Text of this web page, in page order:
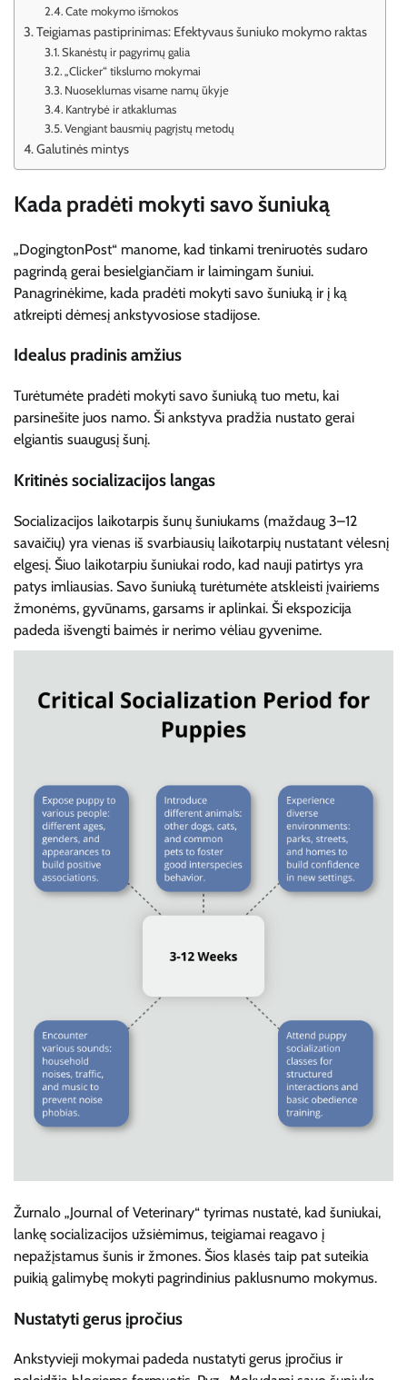
Cate mokymo išmokos
Teigiamas pastiprinimas: Efektyvaus šuniuko mokymo raktas
Skanėstų ir pagyrimų galia
„Clicker“ tikslumo mokymai
Nuoseklumas visame namų ūkyje
Kantrybė ir atkaklumas
Vengiant bausmių pagrįstų metodų
Galutinės mintys
Kada pradėti mokyti savo šuniuką
„DogingtonPost“ manome, kad tinkami treniruotės sudaro
pagrindą gerai besielgiančiam ir laimingam šuniui.
Panagrinėkime, kada pradėti mokyti savo šuniuką ir į ką
atkreipti dėmesį ankstyvosiose stadijose.
Idealus pradinis amžius
Turėtumėte pradėti mokyti savo šuniuką tuo metu, kai
parsinešite juos namo. Ši ankstyva pradžia nustato gerai
elgiantis suaugusį šunį.
Kritinės socializacijos langas
Socializacijos laikotarpis šunų šuniukams (maždaug 3–12
savaičių) yra vienas iš svarbiausių laikotarpių nustatant vėlesnį
elgesį. Šiuo laikotarpiu šuniukai rodo, kad nauji patirtys yra
patys imliausias. Savo šuniuką turėtumėte atskleisti įvairiems
žmonėms, gyvūnams, garsams ir aplinkai. Ši ekspozicija
padeda išvengti baimės ir nerimo vėliau gyvenime.
Žurnalo „Journal of Veterinary“ tyrimas nustatė, kad šuniukai,
lankę socializacijos užsiėmimus, teigiamai reagavo į
nepažįstamus šunis ir žmones. Šios klasės taip pat suteikia
puikią galimybę mokyti pagrindinius paklusnumo mokymus.
Nustatyti gerus įpročius
Ankstyvieji mokymai padeda nustatyti gerus įpročius ir